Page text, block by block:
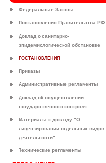
Федеральные Законы
Постановления Правительства РФ
Доклад о санитарно-
эпидемиологической обстановке
ПОСТАНОВЛЕНИЯ
Приказы
Административные регламенты
Доклад об осуществлении
государственного контроля
Материалы к докладу "О
лицензировании отдельных видов
деятельности"
Технические регламенты